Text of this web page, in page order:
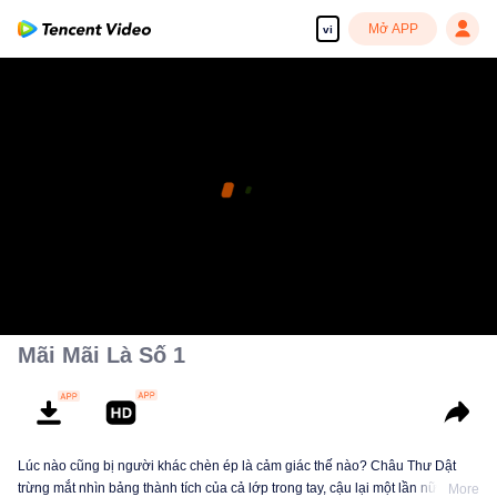
vi Mở APP
Mãi Mãi Là Số 1
Lúc nào cũng bị người khác chèn ép là cảm giác thế nào? Châu Thư Dật
trừng mắt nhìn bảng thành tích của cả lớp trong tay, cậu lại một lần nữa trông
More